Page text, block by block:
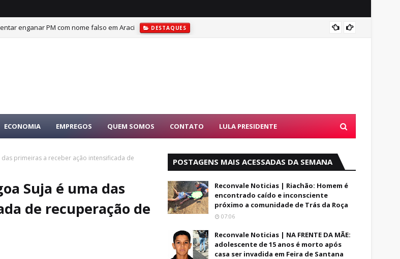
enganar PM com nome falso em Araci DESTAQUES
às quartas da Copa do Brasil: 4 a 0 DESTAQUES
ECONOMIA EMPREGOS QUEM SOMOS CONTATO LULA PRESIDENTE
das primeiras a receber ação intensificada de
Suja é uma das
de recuperação de
POSTAGENS MAIS ACESSADAS DA SEMANA
Reconvale Noticias | Riachão: Homem é
encontrado caído e inconsciente
próximo a comunidade de Trás da Roça
07:06
Reconvale Noticias | NA FRENTE DA MÃE:
adolescente de 15 anos é morto após
casa ser invadida em Feira de Santana